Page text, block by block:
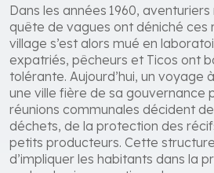
Dans les années 1960,
quête de vagues ont déniché ces
village s’est alors mué en
expatriés, pêcheurs et Ticos ont
tolérante. Aujourd’hui, un voyage
une ville fière de sa gouvernance
réunions communales décident
déchets, de la protection des
petits producteurs. Cette
d’impliquer les habitants dans la